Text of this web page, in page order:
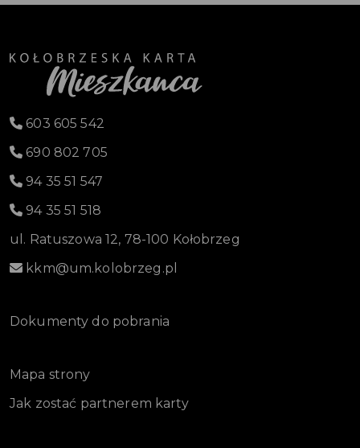
603 605 542
690 802 705
94 35 51 547
94 35 51 518
ul. Ratuszowa 12, 78-100 Kołobrzeg
kkm@um.kolobrzeg.pl
Dokumenty do pobrania
Mapa strony
Jak zostać partnerem karty